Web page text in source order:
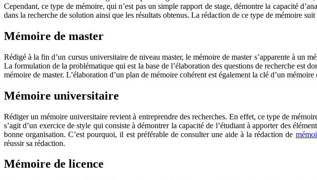
Cependant, ce type de mémoire, qui n’est pas un simple rapport de stage, démontre la capacité
dans la recherche de solution ainsi que les résultats obtenus. La rédaction de ce type de mémoire
Mémoire de master
Rédigé à la fin d’un cursus universitaire de niveau master, le mémoire de master s’apparente à un
La formulation de la problématique qui est la base de l’élaboration des questions de recherche est
mémoire de master. L’élaboration d’un plan de mémoire cohérent est également la clé d’un
Mémoire universitaire
Rédiger un mémoire universitaire revient à entreprendre des recherches. En effet, ce type de
s’agit d’un exercice de style qui consiste à démontrer la capacité de l’étudiant à apporter des
bonne organisation. C’est pourquoi, il est préférable de consulter une aide à la rédaction de
réussir sa rédaction.
Mémoire de licence